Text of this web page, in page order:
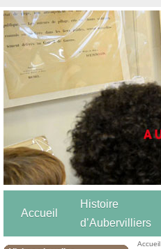
Accueil
Histoire
d’Aubervilliers
Accueil